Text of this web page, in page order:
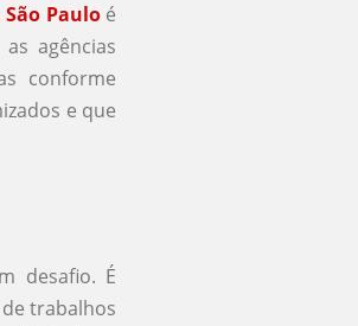
Pauloé
agências
conforme
e que
desafio. É
trabalhos